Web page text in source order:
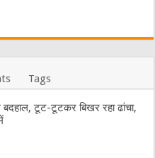
Tags
टूट-टूटकर बिखर रहा ढांचा,